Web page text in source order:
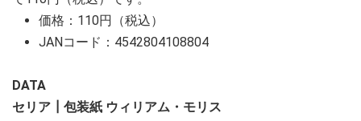
価格：110円（税込）
JANコード：4542804108804
DATA
セリア┃包装紙 ウィリアム・モリス